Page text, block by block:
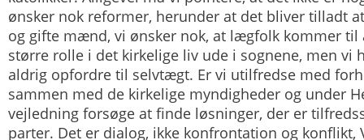
ønsker nok reformer, herunder at det bliver tilladt
og gifte mænd, vi ønsker nok, at lægfolk kommer til
større rolle i det kirkelige liv ude i sognene, men vi
aldrig opfordre til selvtægt. Er vi utilfredse med
sammen med de kirkelige myndigheder og under
vejledning forsøge at finde løsninger, der er
parter. Det er dialog, ikke konfrontation og konflikt,